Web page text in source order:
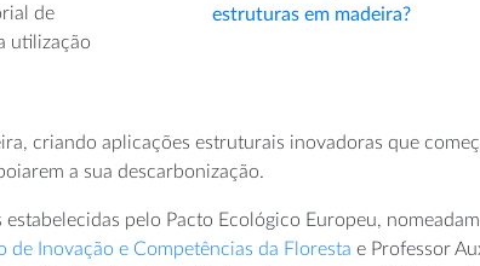
de
utilização
estruturas em madeira?
criando aplicações estruturais inovadoras que
a sua descarbonização.
pelo Pacto Ecológico Europeu,
de Inovação e Competências da Floresta e Professor